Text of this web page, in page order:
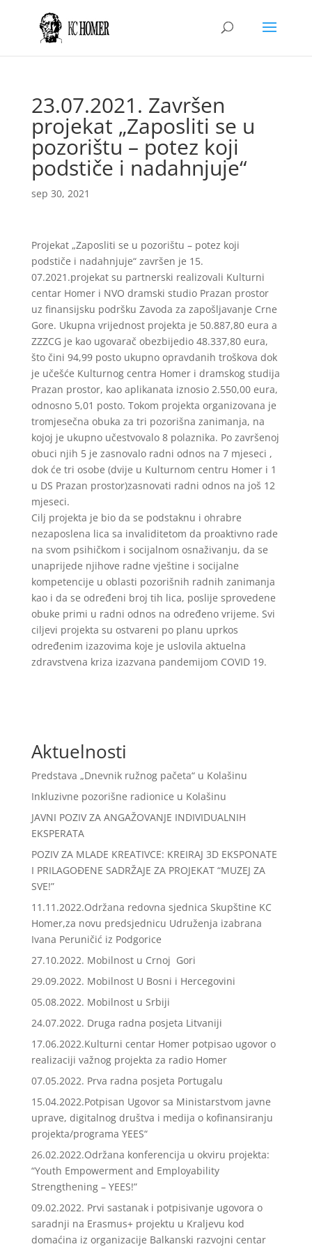
23.07.2021. Završen
projekat „Zaposliti se u
pozorištu – potez koji
podstiče i nadahnjuje“
sep 30, 2021
Projekat „Zaposliti se u pozorištu – potez koji
podstiče i nadahnjuje“ završen je 15.
07.2021.projekat su partnerski realizovali Kulturni
centar Homer i NVO dramski studio Prazan prostor
uz finansijsku podršku Zavoda za zapošljavanje Crne
Gore. Ukupna vrijednost projekta je 50.887,80 eura a
ZZZCG je kao ugovarač obezbijedio 48.337,80 eura,
što čini 94,99 posto ukupno opravdanih troškova dok
je učešće Kulturnog centra Homer i dramskog studija
Prazan prostor, kao aplikanata iznosio 2.550,00 eura,
odnosno 5,01 posto. Tokom projekta organizovana je
tromjesečna obuka za tri pozorišna zanimanja, na
kojoj je ukupno učestvovalo 8 polaznika. Po završenoj
obuci njih 5 je zasnovalo radni odnos na 7 mjeseci ,
dok će tri osobe (dvije u Kulturnom centru Homer i 1
u DS Prazan prostor)zasnovati radni odnos na još 12
mjeseci.
Cilj projekta je bio da se podstaknu i ohrabre
nezaposlena lica sa invaliditetom da proaktivno rade
na svom psihičkom i socijalnom osnaživanju, da se
unaprijede njihove radne vještine i socijalne
kompetencije u oblasti pozorišnih radnih zanimanja
kao i da se određeni broj tih lica, poslije sprovedene
obuke primi u radni odnos na određeno vrijeme. Svi
ciljevi projekta su ostvareni po planu uprkos
određenim izazovima koje je uslovila aktuelna
zdravstvena kriza izazvana pandemijom COVID 19.
Aktuelnosti
Predstava „Dnevnik ružnog pačeta“ u Kolašinu
Inkluzivne pozorišne radionice u Kolašinu
JAVNI POZIV ZA ANGAŽOVANJE INDIVIDUALNIH
EKSPERATA
POZIV ZA MLADE KREATIVCE: KREIRAJ 3D EKSPONATE
I PRILAGOĐENE SADRŽAJE ZA PROJEKAT “MUZEJ ZA
SVE!”
11.11.2022.Održana redovna sjednica Skupštine KC
Homer,za novu predsjednicu Udruženja izabrana
Ivana Peruničić iz Podgorice
27.10.2022. Mobilnost u Crnoj Gori
29.09.2022. Mobilnost U Bosni i Hercegovini
05.08.2022. Mobilnost u Srbiji
24.07.2022. Druga radna posjeta Litvaniji
17.06.2022.Kulturni centar Homer potpisao ugovor o
realizaciji važnog projekta za radio Homer
07.05.2022. Prva radna posjeta Portugalu
15.04.2022.Potpisan Ugovor sa Ministarstvom javne
uprave, digitalnog društva i medija o kofinansiranju
projekta/programa YEES“
26.02.2022.Održana konferencija u okviru projekta:
“Youth Empowerment and Employability
Strengthening – YEES!”
09.02.2022. Prvi sastanak i potpisivanje ugovora o
saradnji na Erasmus+ projektu u Kraljevu kod
domaćina iz organizacije Balkanski razvojni centar